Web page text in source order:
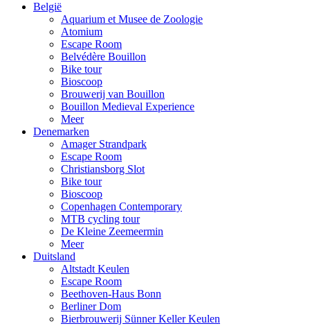
België
Aquarium et Musee de Zoologie
Atomium
Escape Room
Belvédère Bouillon
Bike tour
Bioscoop
Brouwerij van Bouillon
Bouillon Medieval Experience
Meer
Denemarken
Amager Strandpark
Escape Room
Christiansborg Slot
Bike tour
Bioscoop
Copenhagen Contemporary
MTB cycling tour
De Kleine Zeemeermin
Meer
Duitsland
Altstadt Keulen
Escape Room
Beethoven-Haus Bonn
Berliner Dom
Bierbrouwerij Sünner Keller Keulen